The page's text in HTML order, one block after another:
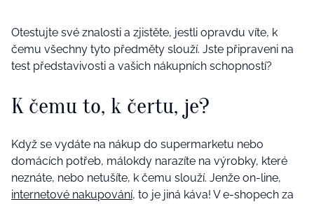
Otestujte své znalosti a zjistěte, jestli opravdu víte, k
čemu všechny tyto předměty slouží. Jste připraveni na
test představivosti a vašich nákupních schopností?
K čemu to, k čertu, je?
Když se vydáte na nákup do supermarketu nebo
domácích potřeb, málokdy narazíte na výrobky, které
neznáte, nebo netušíte, k čemu slouží. Jenže on-line,
internetové nakupování, to je jiná káva! V e-shopech za